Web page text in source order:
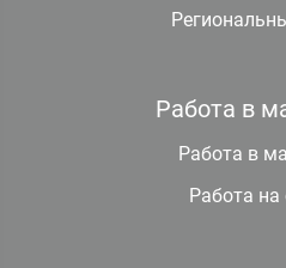
Работа в
Работа в
Работа на